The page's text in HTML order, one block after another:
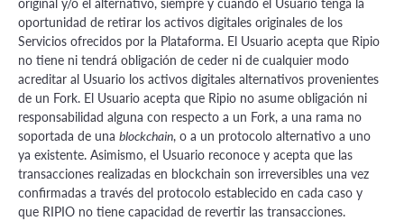
oportunidad de retirar los activos digitales originales de los
Servicios ofrecidos por la Plataforma. El Usuario acepta que Ripio
no tiene ni tendrá obligación de ceder ni de cualquier modo
acreditar al Usuario los activos digitales alternativos provenientes
de un Fork. El Usuario acepta que Ripio no asume obligación ni
responsabilidad alguna con respecto a un Fork, a una rama no
soportada de una blockchain, o a un protocolo alternativo a uno
ya existente. Asimismo, el Usuario reconoce y acepta que las
transacciones realizadas en blockchain son irreversibles una vez
confirmadas a través del protocolo establecido en cada caso y
que RIPIO no tiene capacidad de revertir las transacciones.